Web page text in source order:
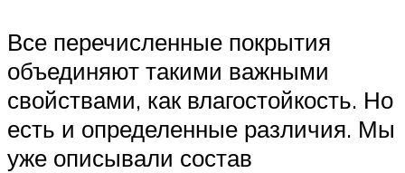
Все перечисленные покрытия
объединяют такими важными
свойствами, как влагостойкость. Но
есть и определенные различия. Мы
уже описывали состав